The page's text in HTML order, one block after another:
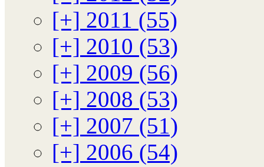
[+] 2011 (55)
[+] 2010 (53)
[+] 2009 (56)
[+] 2008 (53)
[+] 2007 (51)
[+] 2006 (54)